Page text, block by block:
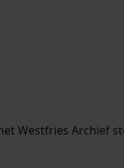
zoektips.
zoektips.
Westfries Archief
uw zoekopdracht te